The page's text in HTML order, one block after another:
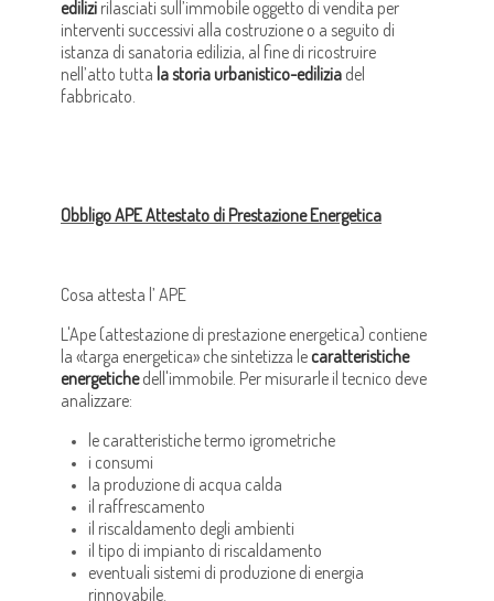
edilizi rilasciati sull’immobile oggetto di vendita per
interventi successivi alla costruzione o a seguito di
istanza di sanatoria edilizia, al fine di ricostruire
nell’atto tutta la storia urbanistico-edilizia del
fabbricato.
Obbligo APE Attestato di Prestazione Energetica
Cosa attesta l’ APE
L'Ape (attestazione di prestazione energetica) contiene
la «targa energetica» che sintetizza le caratteristiche
energetichedell'immobile. Per misurarle il tecnico deve
analizzare:
le caratteristiche termo igrometriche
i consumi
la produzione di acqua calda
il raffrescamento
il riscaldamento degli ambienti
il tipo di impianto di riscaldamento
eventuali sistemi di produzione di energia
rinnovabile.